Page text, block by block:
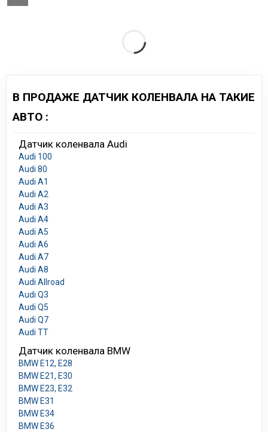
В ПРОДАЖЕ ДАТЧИК КОЛЕНВАЛА НА ТАКИЕ
АВТО :
Датчик коленвала Audi
Audi 100
Audi 80
Audi A1
Audi A2
Audi A3
Audi A4
Audi A5
Audi A6
Audi A7
Audi A8
Audi Allroad
Audi Q3
Audi Q5
Audi Q7
Audi TT
Датчик коленвала BMW
BMW E12, E28
BMW E21, E30
BMW E23, E32
BMW E31
BMW E34
BMW E36